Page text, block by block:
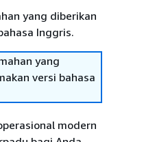
yang diberikan
Inggris.
yang
versi bahasa
modern